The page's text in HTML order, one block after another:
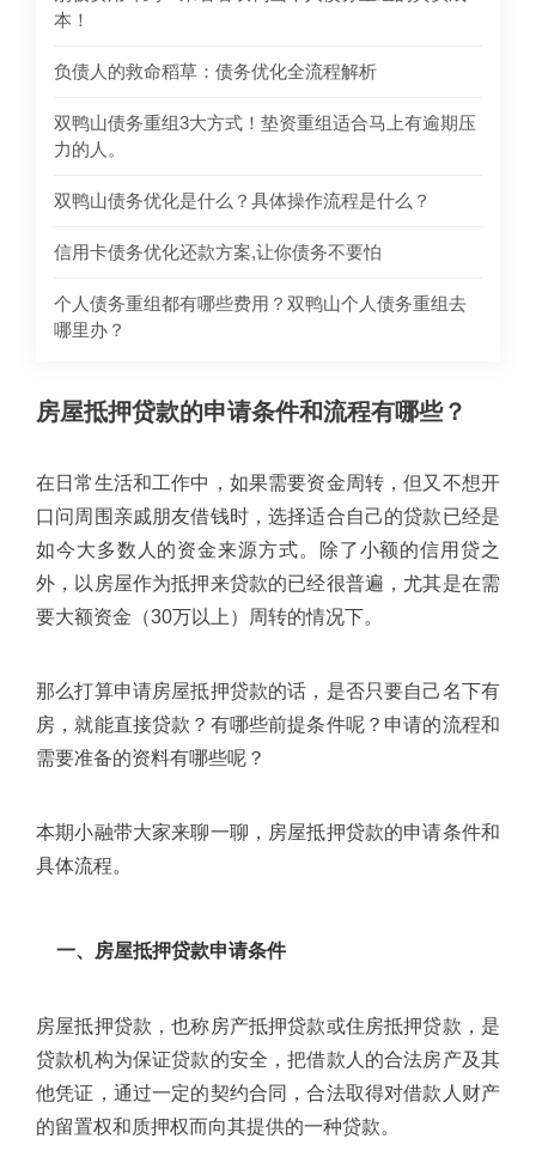
本！
负债人的救命稻草：债务优化全流程解析
双鸭山债务重组3大方式！垫资重组适合马上有逾期压
力的人。
双鸭山债务优化是什么？具体操作流程是什么？
信用卡债务优化还款方案,让你债务不要怕
个人债务重组都有哪些费用？双鸭山个人债务重组去
哪里办？
房屋抵押贷款的申请条件和流程有哪些？
在日常生活和工作中，如果需要资金周转，但又不想开
口问周围亲戚朋友借钱时，选择适合自己的贷款已经是
如今大多数人的资金来源方式。除了小额的信用贷之
外，以房屋作为抵押来贷款的已经很普遍，尤其是在需
要大额资金（30万以上）周转的情况下。
那么打算申请房屋抵押贷款的话，是否只要自己名下有
房，就能直接贷款？有哪些前提条件呢？申请的流程和
需要准备的资料有哪些呢？
本期小融带大家来聊一聊，房屋抵押贷款的申请条件和
具体流程。
一、房屋抵押贷款申请条件
房屋抵押贷款，也称房产抵押贷款或住房抵押贷款，是
贷款机构为保证贷款的安全，把借款人的合法房产及其
他凭证，通过一定的契约合同，合法取得对借款人财产
的留置权和质押权而向其提供的一种贷款。